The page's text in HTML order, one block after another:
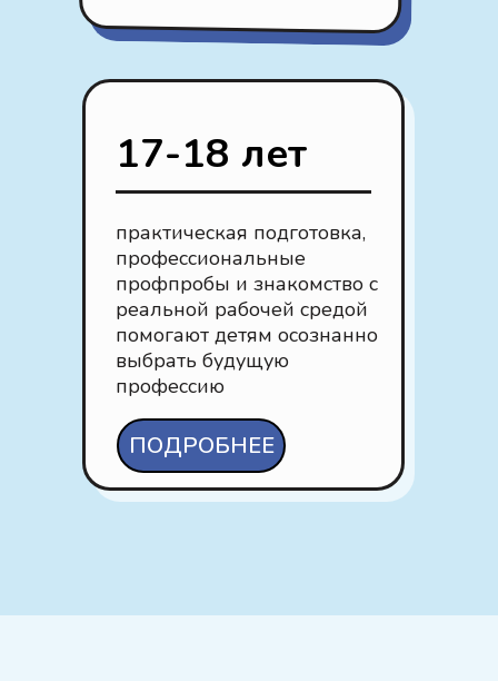
практическая подготовка,
профессиональные
профпробы и знакомство с
реальной рабочей средой
помогают детям осознанно
выбрать будущую
профессию
17-18 лет
ПОДРОБНЕЕ